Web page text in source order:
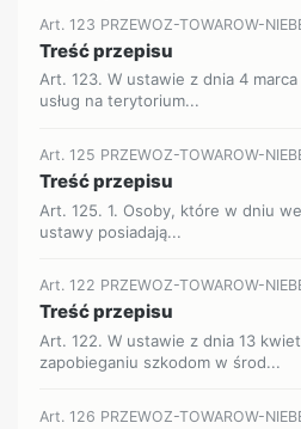
Art. 123 PRZEWOZ-TOWAROW-
Treść przepisu
Art. 123. W ustawie z dnia 4
usług na terytorium...
Art. 125 PRZEWOZ-TOWAROW-
Treść przepisu
Art. 125. 1. Osoby, które w dniu
ustawy posiadają...
Art. 122 PRZEWOZ-TOWAROW-
Treść przepisu
Art. 122. W ustawie z dnia 13
zapobieganiu szkodom w środ...
Art. 126 PRZEWOZ-TOWAROW-